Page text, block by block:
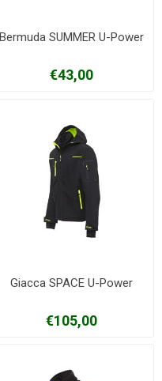
Bermuda SUMMER U-Power
€43,00
Giacca SPACE U-Power
€105,00